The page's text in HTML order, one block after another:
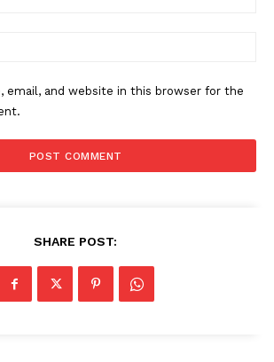
email, and website in this browser for the
SHARE POST: